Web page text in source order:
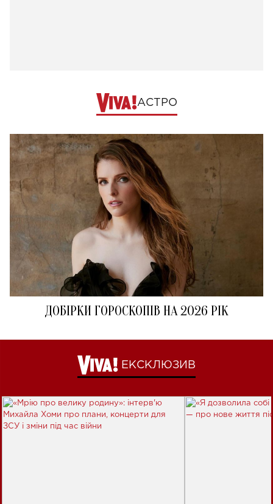
АСТРО
ДОБІРКИ ГОРОСКОПІВ НА 2026 РІК
ЕКСКЛЮЗИВ